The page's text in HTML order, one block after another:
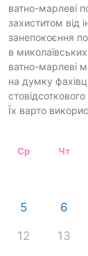
ватно-марлеві
захиститом від
занепокоєння
в
ватно-марлеві
на думку
Їх варто
Ср Чт
5 6
12 13